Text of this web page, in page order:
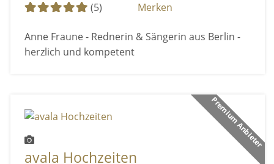
(5)
Merken
Anne Fraune - Rednerin & Sängerin aus Berlin -
herzlich und kompetent
Premium Anbieter
avala Hochzeiten